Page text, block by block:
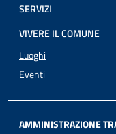
SERVIZI
VIVERE IL COMUNE
Luoghi
Eventi
AMMINISTRAZIONE